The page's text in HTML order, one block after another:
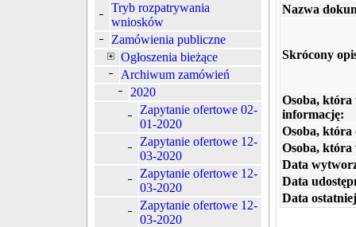
Tryb rozpatrywania
wniosków
Zamówienia publiczne
Ogłoszenia bieżące
Archiwum zamówień
2020
Zapytanie ofertowe 02-
01-2020
Zapytanie ofertowe 12-
03-2020
Zapytanie ofertowe 12-
03-2020
Zapytanie ofertowe 12-
03-2020
Nazwa
Skrócony
Osoba, która
informację:
Osoba, która
Osoba, która
Data
Data
Data